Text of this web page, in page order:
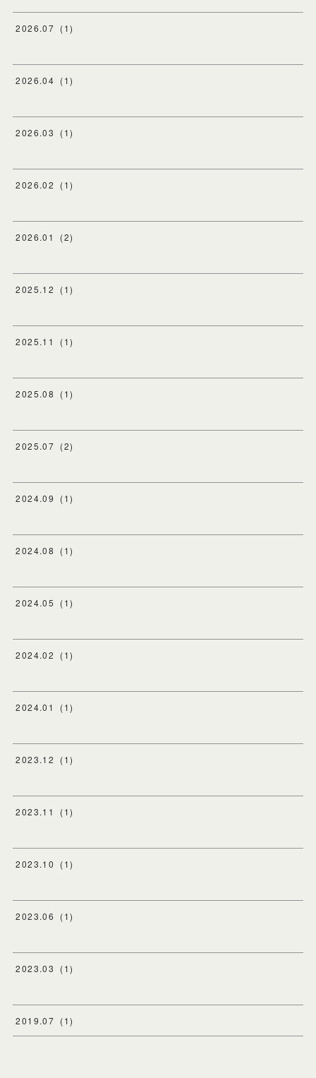
2026.07 (1)
2026.04 (1)
2026.03 (1)
2026.02 (1)
2026.01 (2)
2025.12 (1)
2025.11 (1)
2025.08 (1)
2025.07 (2)
2024.09 (1)
2024.08 (1)
2024.05 (1)
2024.02 (1)
2024.01 (1)
2023.12 (1)
2023.11 (1)
2023.10 (1)
2023.06 (1)
2023.03 (1)
2019.07 (1)